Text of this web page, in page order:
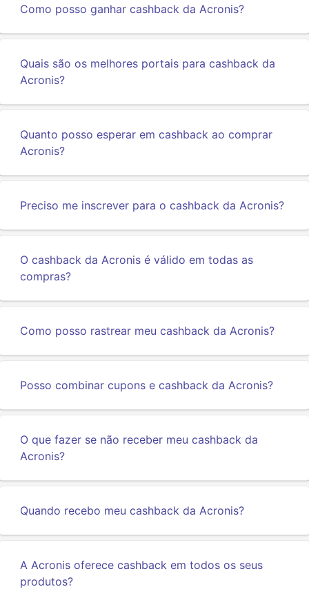
Como posso ganhar cashback da Acronis?
Quais são os melhores portais para cashback da
Acronis?
Quanto posso esperar em cashback ao comprar
Acronis?
Preciso me inscrever para o cashback da Acronis?
O cashback da Acronis é válido em todas as
compras?
Como posso rastrear meu cashback da Acronis?
Posso combinar cupons e cashback da Acronis?
O que fazer se não receber meu cashback da
Acronis?
Quando recebo meu cashback da Acronis?
A Acronis oferece cashback em todos os seus
produtos?